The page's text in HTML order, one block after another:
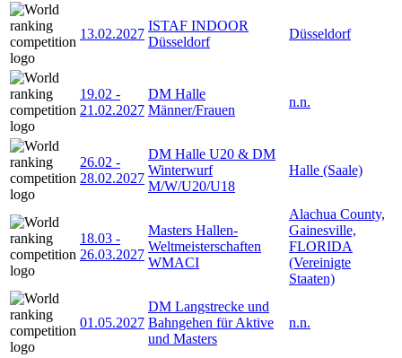
13.02.2027
ISTAF INDOOR
Düsseldorf
Düsseldorf
19.02 -
21.02.2027
DM Halle
Männer/Frauen
n.n.
26.02 -
28.02.2027
DM Halle U20 & DM
Winterwurf
M/W/U20/U18
Halle (Saale)
18.03 -
26.03.2027
Masters Hallen-
Weltmeisterschaften
WMACI
Alachua County,
Gainesville,
FLORIDA
(Vereinigte
Staaten)
01.05.2027
DM Langstrecke und
Bahngehen für Aktive
und Masters
n.n.